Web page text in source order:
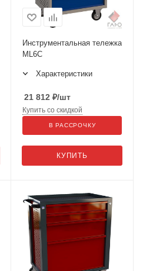
Инструментальная тележка
ML6C
Характеристики
21 812 ₽/шт
КУПИТЬ
Купить со скидкой
В РАССРОЧКУ